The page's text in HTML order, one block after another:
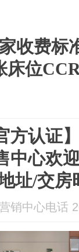
收费标
床位
方认证
中心欢
址/交房
销中心电话